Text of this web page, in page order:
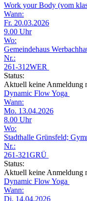
Work your Body (vom
Wann:
Fr. 20.03.2026
9.00 Uhr
Wo:
Gemeindehaus
Nr.:
261-312WER
Status:
Aktuell keine Anmeldung
Dynamic Flow Yoga
Wann:
Mo. 13.04.2026
8.00 Uhr
Wo:
Stadthalle Grünsfeld;
Nr.:
261-321GRÜ
Status:
Aktuell keine Anmeldung
Dynamic Flow Yoga
Wann:
Di. 14.04.2026